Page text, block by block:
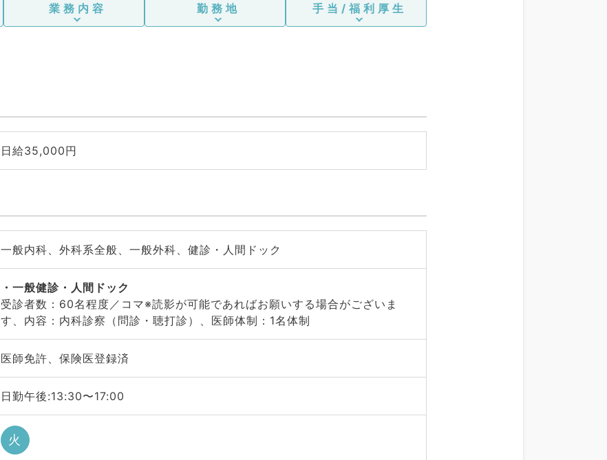
業務内容 勤務地 手当/福利厚生
日給35,000円
一般内科、外科系全般、一般外科、健診・人間ドック
一般健診・人間ドック
受診者数：60名程度／コマ※読影が可能であればお願いする場合がございま
す、内容：内科診察（問診・聴打診）、医師体制：1名体制
医師免許、保険医登録済
日勤午後:13:30〜17:00
火